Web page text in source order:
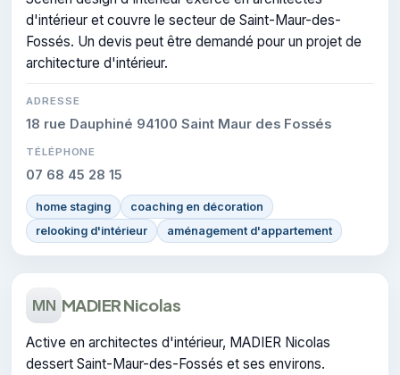
d'intérieur et couvre le secteur de Saint-Maur-des-
Fossés. Un devis peut être demandé pour un projet de
architecture d'intérieur.
ADRESSE
18 rue Dauphiné 94100 Saint Maur des Fossés
TÉLÉPHONE
07 68 45 28 15
home staging
coaching en décoration
relooking d'intérieur
aménagement d'appartement
MN MADIER Nicolas
Active en architectes d'intérieur, MADIER Nicolas
dessert Saint-Maur-des-Fossés et ses environs.